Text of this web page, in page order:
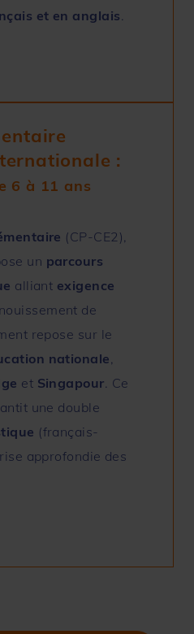
et en anglais
:
6 à 11 ans
(CP-CE2),
un parcours
alliant exigence
de
repose sur le
nationale
et Singapour . Ce
une double
(français-
approfondie des